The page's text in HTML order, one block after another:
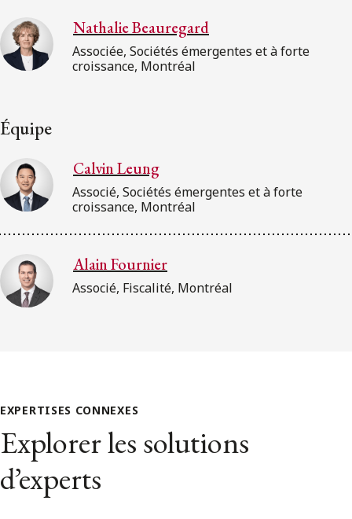
Nathalie Beauregard
Associée, Sociétés émergentes et à forte
croissance, Montréal
Équipe
Calvin Leung
Associé, Sociétés émergentes et à forte
croissance, Montréal
Alain Fournier
Associé, Fiscalité, Montréal
EXPERTISES CONNEXES
Explorer les solutions
d’experts